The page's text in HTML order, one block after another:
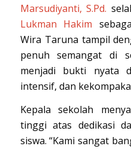
Marsudiyanti, S.Pd.
Lukman Hakim
Wira Taruna tampil
penuh semangat di
menjadi bukti nyata
intensif, dan
Kepala sekolah
tinggi atas dedikasi
siswa. “Kami sangat